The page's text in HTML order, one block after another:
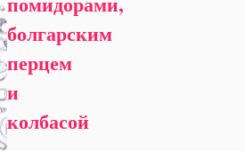
болгарским
перцем
и
колбасой